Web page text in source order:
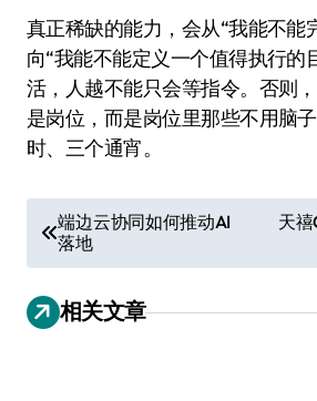
真正稀缺的能力，会从“我能不能
向“我能不能定义一个值得执行的
活，人越不能只会等指令。否则
是岗位，而是岗位里那些不用脑
时、三个通宵。
章
导
航
端边云协同如何推动AI
落地
天
相关文章